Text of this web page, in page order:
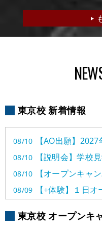
東京校 新着情報
08/10 【AO出願】
08/10 【説明会】学校
08/10 【オープンキャン
08/09 【+体験】１日
【+体験】半日
08/07 【オープンキャン
東京校 オープンキ